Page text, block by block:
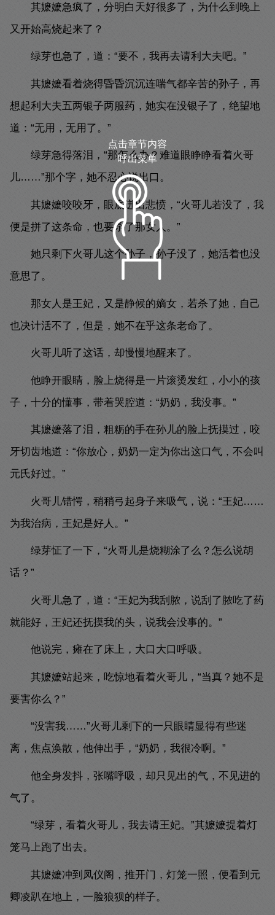
其嬷嬷急疯了，分明白天好很多了，为什么到晚上
又开始高烧起来了？
绿芽也急了，道：“要不，我再去请利大夫吧。”
其嬷嬷看着烧得昏昏沉沉连喘气都辛苦的孙子，再
想起利大夫五两银子两服药，她实在没银子了，绝望地
道：“无用，无用了。”
绿芽急得落泪，“那怎么办？难道眼睁睁看着火哥
儿……”那个字，她不忍心说出口。
其嬷嬷咬咬牙，眼底迸出悲愤，“火哥儿若没了，我
便是拼了这条命，也要杀了那女人。”
她只剩下火哥儿这个孙子，孙子没了，她活着也没
意思了。
那女人是王妃，又是静候的嫡女，若杀了她，自己
也决计活不了，但是，她不在乎这条老命了。
火哥儿听了这话，却慢慢地醒来了。
他睁开眼睛，脸上烧得是一片滚烫发红，小小的孩
子，十分的懂事，带着哭腔道：“奶奶，我没事。”
其嬷嬷落了泪，粗粝的手在孙儿的脸上抚摸过，咬
牙切齿地道：“你放心，奶奶一定为你出这口气，不会叫
元氏好过。”
火哥儿错愕，稍稍弓起身子来吸气，说：“王妃……
为我治病，王妃是好人。”
绿芽怔了一下，“火哥儿是烧糊涂了么？怎么说胡
话？”
火哥儿急了，道：“王妃为我刮脓，说刮了脓吃了药
就能好，王妃还抚摸我的头，说我会没事的。”
他说完，瘫在了床上，大口大口呼吸。
其嬷嬷站起来，吃惊地看着火哥儿，“当真？她不是
要害你么？”
“没害我……”火哥儿剩下的一只眼睛显得有些迷
离，焦点涣散，他伸出手，“奶奶，我很冷啊。”
他全身发抖，张嘴呼吸，却只见出的气，不见进的
气了。
“绿芽，看着火哥儿，我去请王妃。”其嬷嬷提着灯
笼马上跑了出去。
其嬷嬷冲到凤仪阁，推开门，灯笼一照，便看到元
卿凌趴在地上，一脸狼狈的样子。
点击章节内容
呼出菜单